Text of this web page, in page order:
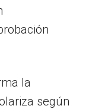
la
según